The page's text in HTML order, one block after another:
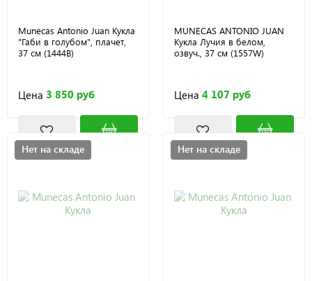
Munecas Antonio Juan Кукла
"Габи в голубом", плачет,
37 см (1444B)
Цена 3 850 руб
MUNECAS ANTONIO JUAN
Кукла Лучия в белом,
озвуч., 37 см (1557W)
Цена 4 107 руб
Нет на складе Нет на складе